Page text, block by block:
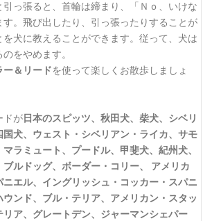
っ張ると、首輪は締まり、「Ｎｏ、いけな
す。飛び出したり、引っ張ったりすることが
を犬に教えることができます。従って、犬は
をやめます。
ー＆リードを使って楽しくお散歩しましょ
ドが日本のスピッツ、秋田犬、柴犬、シベリ
国犬、ウェスト・シベリアン・ライカ、サモ
ラミュート、プードル、甲斐犬、紀州犬、
ブルドッグ、ボーダー・コリー、 アメリカ
ニエル、イングリッシュ・コッカー・スパニ
ンド、ブル・テリア、アメリカン・スタッ
リア、グレートデン、ジャーマンシェパー